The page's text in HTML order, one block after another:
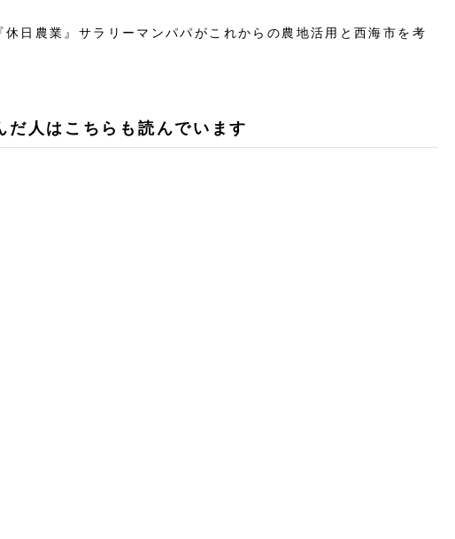
休日農業』サラリーマンパパがこれからの農地活用と西海市を考
だ人はこちらも読んでいます